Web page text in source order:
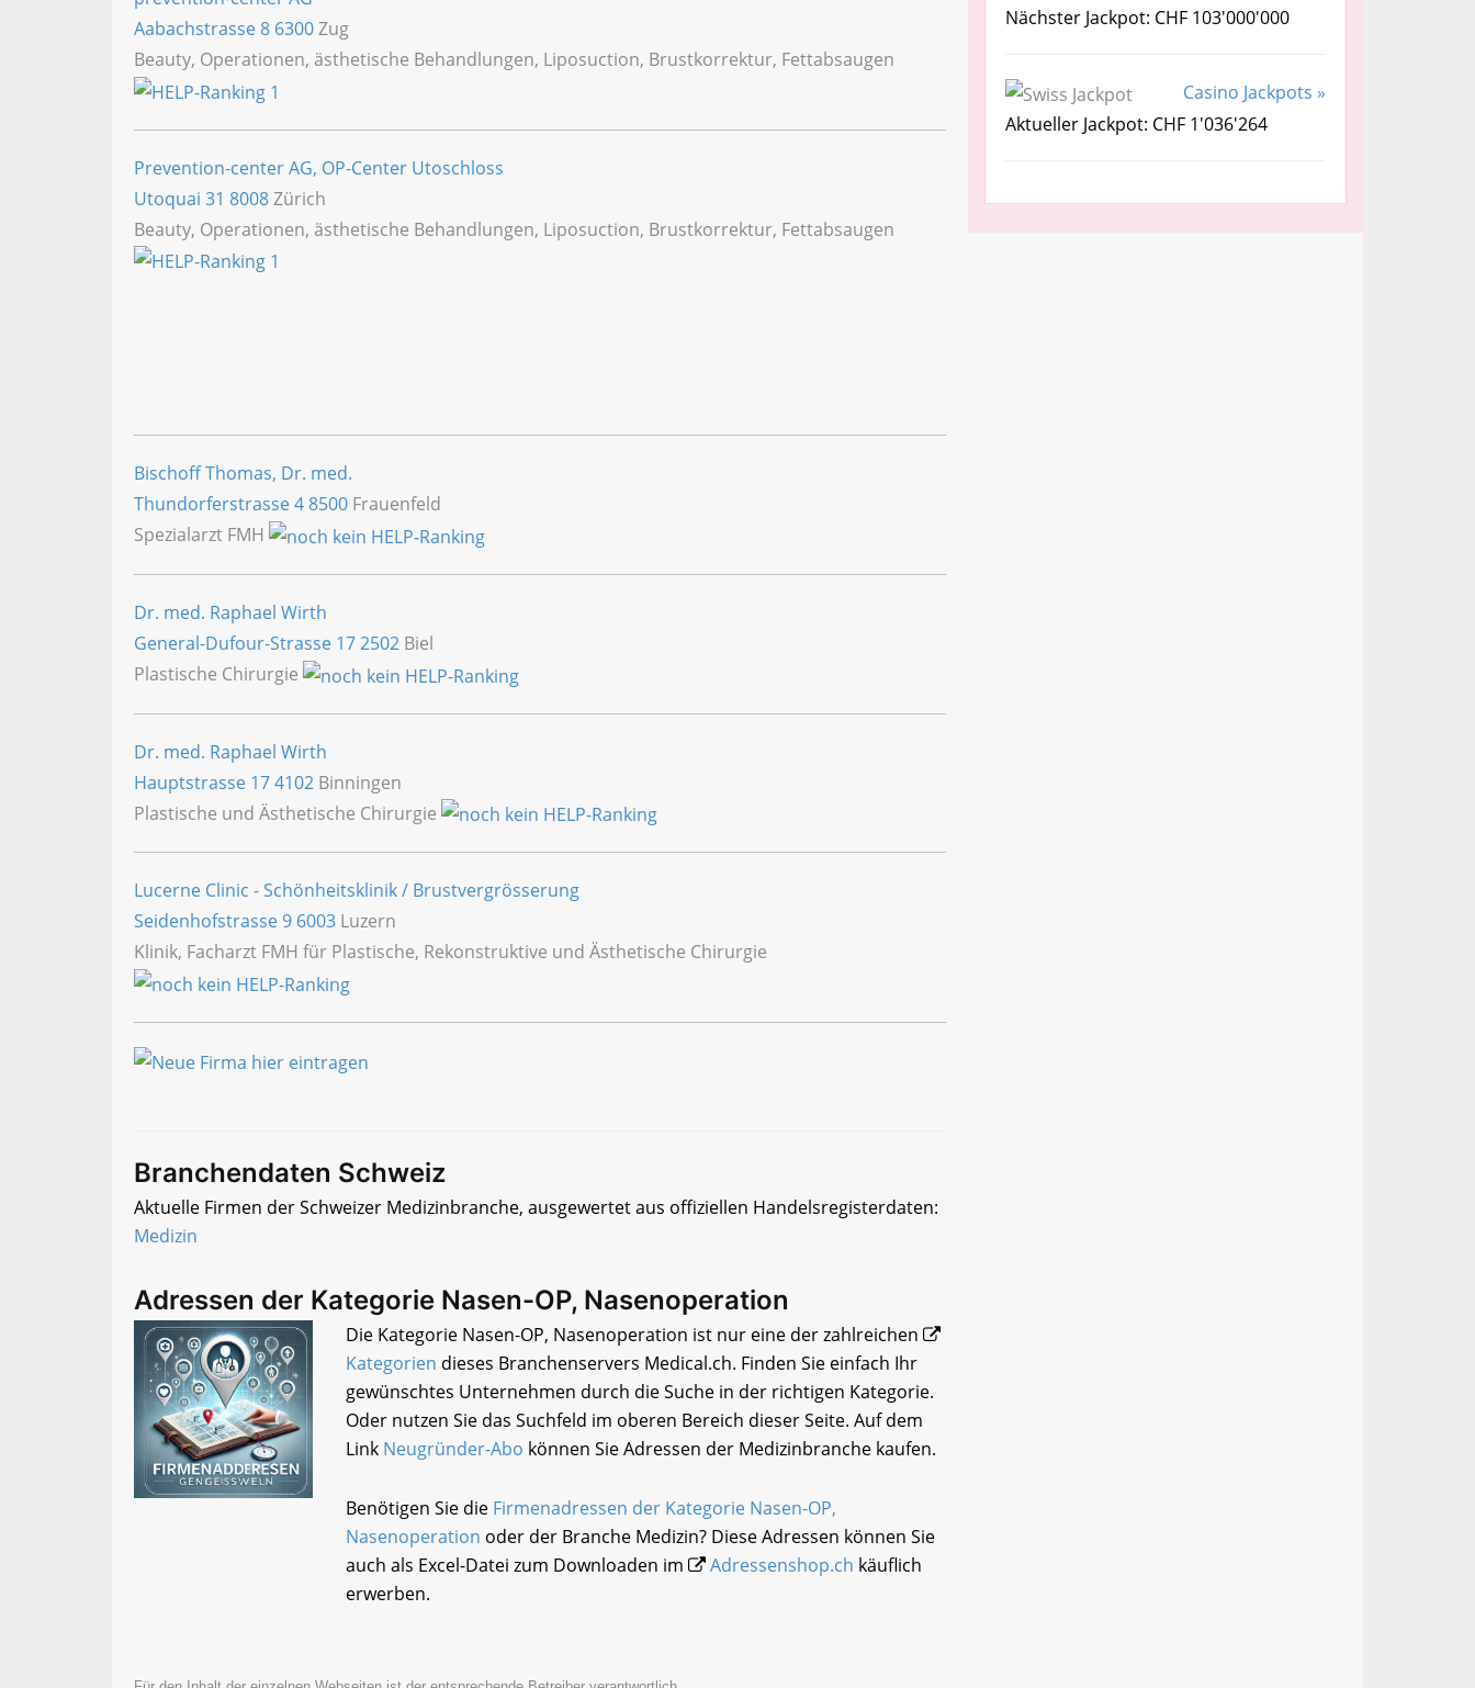
Aabachstrasse 8 6300Zug
Beauty, Operationen, ästhetische Behandlungen, Liposuction, Brustkorrektur, Fettabsaugen
Prevention-center AG, OP-Center Utoschloss
Utoquai 31 8008Zürich
Beauty, Operationen, ästhetische Behandlungen, Liposuction, Brustkorrektur, Fettabsaugen
Bischoff Thomas, Dr. med.
Thundorferstrasse 48500 Frauenfeld
Spezialarzt FMH
Dr. med. Raphael Wirth
General-Dufour-Strasse 172502 Biel
Plastische Chirurgie
Dr. med. Raphael Wirth
Hauptstrasse 174102 Binningen
Plastische und Ästhetische Chirurgie
Lucerne Clinic - Schönheitsklinik / Brustvergrösserung
Seidenhofstrasse 9 6003 Luzern
Klinik, Facharzt FMH für Plastische, Rekonstruktive und Ästhetische Chirurgie
Branchendaten Schweiz
Aktuelle Firmen der Schweizer Medizinbranche, ausgewertet aus offiziellen Handelsregisterdaten:
Medizin
Adressen der Kategorie Nasen-OP, Nasenoperation
Die Kategorie Nasen-OP, Nasenoperation ist nur eine der zahlreichen
Kategorien dieses Branchenservers Medical.ch. Finden Sie einfach Ihr
gewünschtes Unternehmen durch die Suche in der richtigen Kategorie.
Oder nutzen Sie das Suchfeld im oberen Bereich dieser Seite. Auf dem
Link Neugründer-Abo können Sie Adressen der Medizinbranche kaufen.
Benötigen Sie die Firmenadressen der Kategorie Nasen-OP,
Nasenoperation oder der Branche Medizin? Diese Adressen können Sie
auch als Excel-Datei zum Downloaden im
Adressenshop.ch käuflich
erwerben.
Nächster Jackpot: CHF 103'000'000
Casino Jackpots »
Aktueller Jackpot: CHF 1'036'264